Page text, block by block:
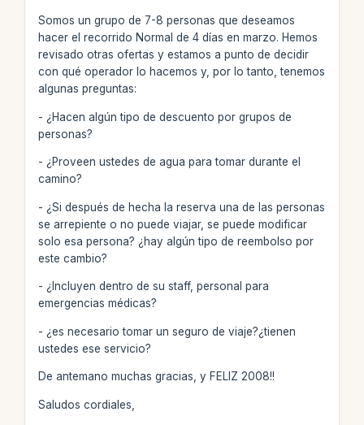
Somos un grupo de 7-8 personas que deseamos
hacer el recorrido Normal de 4 días en marzo. Hemos
revisado otras ofertas y estamos a punto de decidir
con qué operador lo hacemos y, por lo tanto, tenemos
algunas preguntas:
- ¿Hacen algún tipo de descuento por grupos de
personas?
- ¿Proveen ustedes de agua para tomar durante el
camino?
- ¿Si después de hecha la reserva una de las personas
se arrepiente o no puede viajar, se puede modificar
solo esa persona? ¿hay algún tipo de reembolso por
este cambio?
- ¿Incluyen dentro de su staff, personal para
emergencias médicas?
- ¿es necesario tomar un seguro de viaje?¿tienen
ustedes ese servicio?
De antemano muchas gracias, y FELIZ 2008!!
Saludos cordiales,